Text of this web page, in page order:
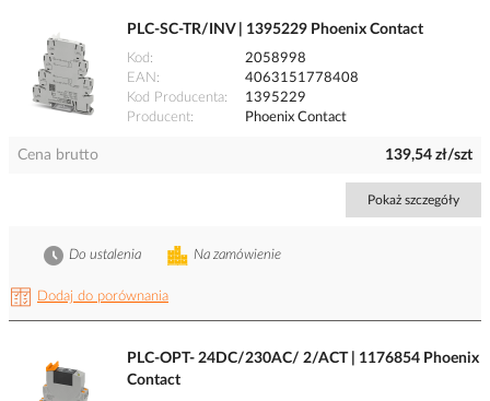
PLC-SC-TR/INV | 1395229 Phoenix Contact
Kod
2058998
EAN
4063151778408
Kod Producenta
1395229
Producent
Phoenix Contact
Cena brutto 139,54 zł/szt
Pokaż szczegóły
Dodaj do porównania
Na zamówienie
Do ustalenia
PLC-OPT- 24DC/230AC/ 2/ACT | 1176854 Phoenix
Contact